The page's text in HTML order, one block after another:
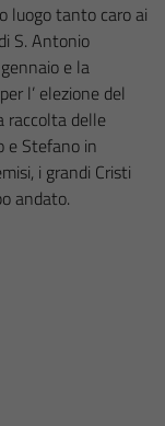
luogo tanto caro ai
S. Antonio
e la
l’ elezione del
raccolta delle
e Stefano in
i grandi Cristi
andato.